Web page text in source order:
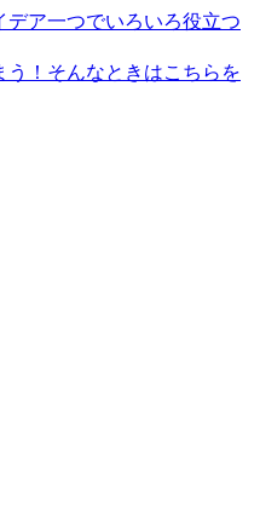
ア一つでいろいろ役立つ
う！そんなときはこちらを